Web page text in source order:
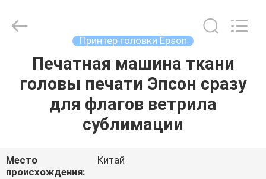
ГЛАВНАЯ
СТРАНИЦА
ПРОДУКЦИЯ
РОЛИКИ
Supplier
Принтер головки Epson
Печатная машина ткани
головы печати Эпсон сразу
для флагов ветрила
сублимации
Место
происхождения:
Китай